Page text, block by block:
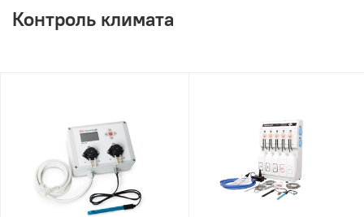
Контроль климата